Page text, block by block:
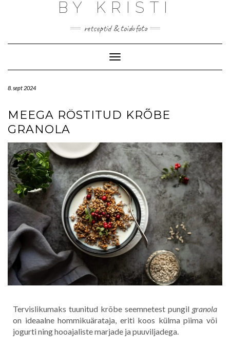
BY KRISTI
retseptid & toidufoto
Toggle Navigation
8. sept 2024
MEEGA RÖSTITUD KRÕBE
GRANOLA
Tervislikumaks tuunitud krõbe seemnetest pungil granola
on ideaalne hommikuärataja, eriti koos külma piima või
jogurti ning hooajaliste marjade ja puuviljadega.